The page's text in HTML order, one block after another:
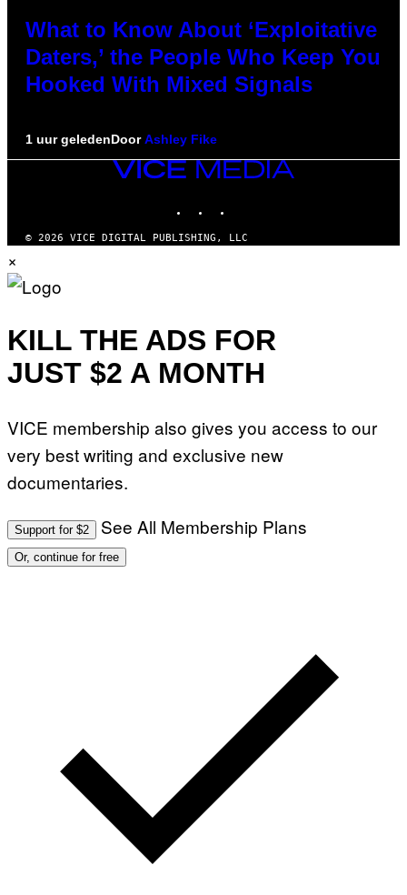
What to Know About ‘Exploitative
Daters,’ the People Who Keep You
Hooked With Mixed Signals
1 uur geledenDoorAshley Fike
VICE
MEDIA
© 2026 VICE DIGITAL PUBLISHING, LLC
×
KILL THE ADS FOR
JUST $2 A MONTH
VICE membership also gives you access to our
very best writing and exclusive new
documentaries.
Support for $2 See All Membership Plans
Or, continue for free